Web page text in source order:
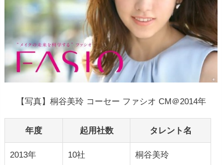
【写真】桐谷美玲 コーセー ファシオ CM＠2014年
年度 起用社数 タレント名
2013年 10社 桐谷美玲